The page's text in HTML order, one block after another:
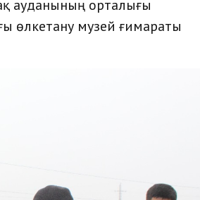
ауданының орталығы
өлкетану музей ғимараты